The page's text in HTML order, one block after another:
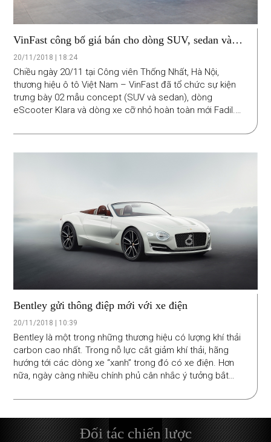
VinFast công bố giá bán cho dòng SUV, sedan và
dòng xe cỡ nhỏ
20/11/2018 | 18:24
Chiều ngày 20/11 tại Công viên Thống Nhất, Hà Nội,
thương hiệu ô tô Việt Nam – VinFast đã tổ chức sự kiện
trưng bày 02 mẫu concept (SUV và sedan), dòng
eScooter Klara và dòng xe cỡ nhỏ hoàn toàn mới Fadil.
cho từng dòng xe của mình.
Bentley gửi thông điệp mới với xe điện
20/11/2018 | 10:39
Bentley là một trong những thương hiệu có lượng khí thải
carbon cao nhất. Trong nỗ lực cắt giảm khí thải, hãng
hướng tới các dòng xe “xanh” trong đó có xe điện. Hơn
nữa, ngày càng nhiều chính phủ cân nhắc ý tưởng bắt
trình sản xuất xe điện để duy trì ưu thế cạnh tranh trong
Đối tác chiến lược